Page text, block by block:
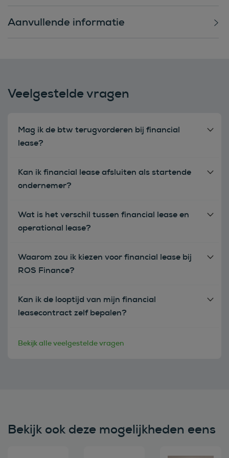
Aanvullende informatie
Veelgestelde vragen
Mag ik de btw terugvorderen bij financial
lease?
Kan ik financial lease afsluiten als startende
ondernemer?
Wat is het verschil tussen financial lease en
operational lease?
Waarom zou ik kiezen voor financial lease bij
ROS Finance?
Kan ik de looptijd van mijn financial
leasecontract zelf bepalen?
Bekijk alle veelgestelde vragen
Bekijk ook deze mogelijkheden eens